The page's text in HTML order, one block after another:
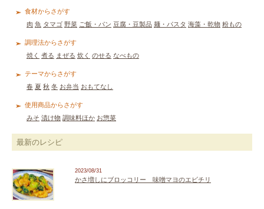
食材からさがす
肉 魚 タマゴ 野菜 ご飯・パン 豆腐・豆製品 麺・パスタ 海藻・乾物 粉もの
調理法からさがす
焼く 煮る まぜる 炊く のせる なべもの
テーマからさがす
春 夏 秋 冬 お弁当 おもてなし
使用商品からさがす
みそ 漬け物 調味料ほか お惣菜
最新のレシピ
2023/08/31
かさ増しにブロッコリー 味噌マヨのエビチリ